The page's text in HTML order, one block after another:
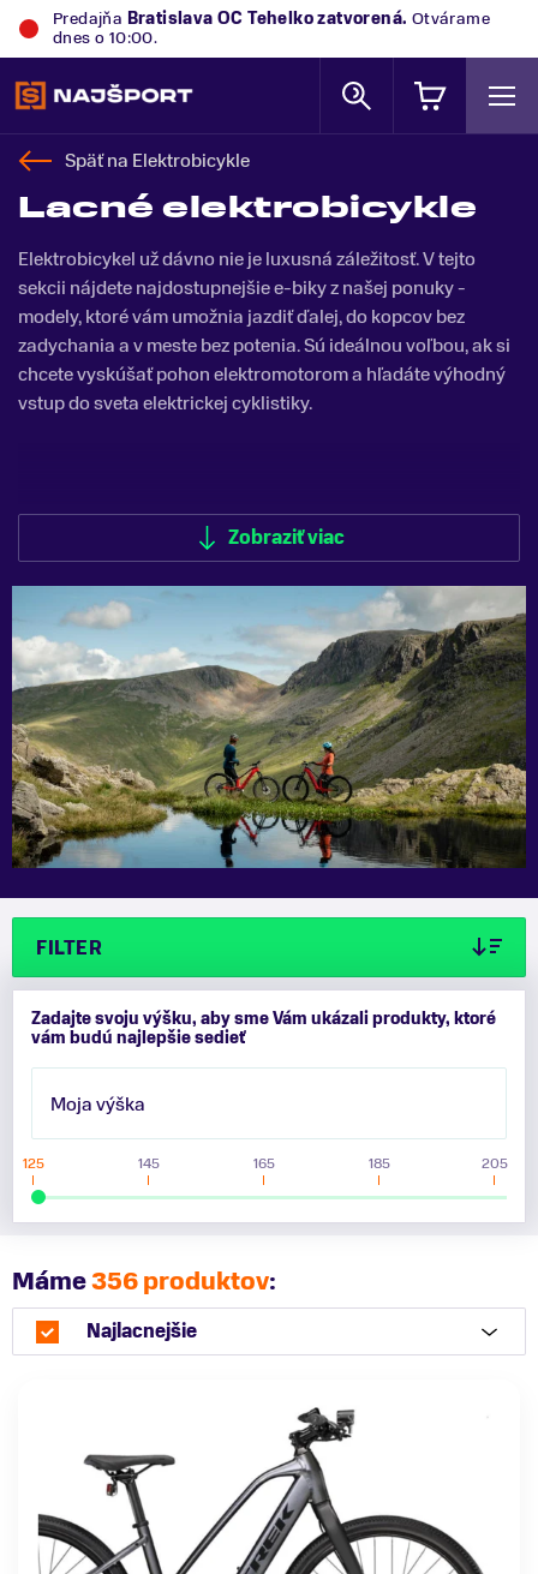
Predajňa Trek Flagship Store Bratislavazatvorená.
Otvárame dnes o 10:00.
Späť na Elektrobicykle
Lacné elektrobicykle
Elektrobicykel už dávno nie je luxusná záležitosť. V tejto
sekcii nájdete najdostupnejšie e-biky z našej ponuky -
modely, ktoré vám umožnia jazdiť ďalej, do kopcov bez
zadychania a v meste bez potenia. Sú ideálnou voľbou, ak si
chcete vyskúšať pohon elektromotorom a hľadáte výhodný
vstup do sveta elektrickej cyklistiky.
Zobraziť viac
Zobraziť menej
FILTER
Zadajte svoju výšku, aby sme Vám ukázali produkty, ktoré
vám budú najlepšie sedieť
Moja výška
125 145 165 185 205
Máme356 produktov:
Najlacnejšie